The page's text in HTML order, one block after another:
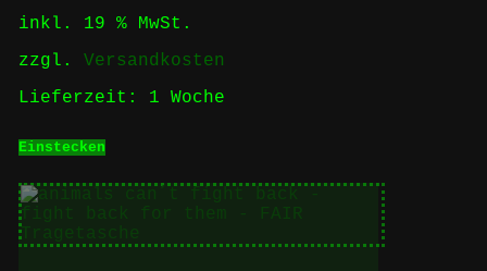
inkl. 19 % MwSt.
zzgl. Versandkosten
Lieferzeit: 1 Woche
Einstecken